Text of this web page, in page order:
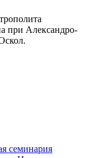
при Александро-
семинария